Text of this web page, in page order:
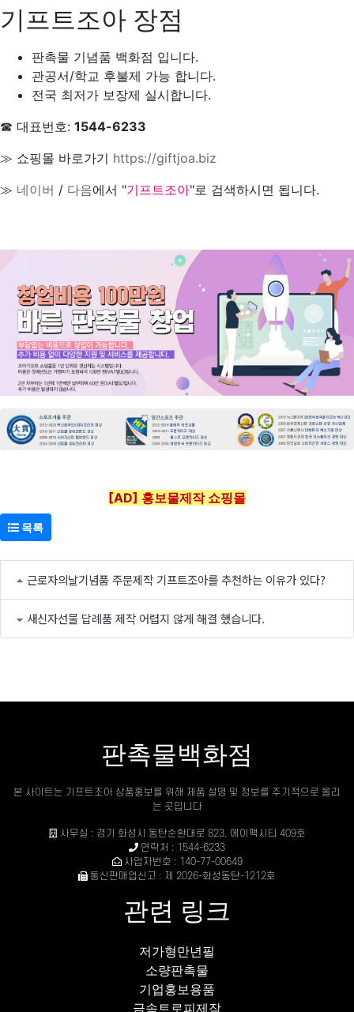
기프트조아 장점
판촉물 기념품 백화점 입니다.
관공서/학교 후불제 가능 합니다.
전국 최저가 보장제 실시합니다.
☎ 대표번호: 1544-6233
≫ 쇼핑몰 바로가기 https://giftjoa.biz
≫ 네이버 / 다음에서 "기프트조아"로 검색하시면 됩니다.
[AD] 홍보물제작 쇼핑몰
목록
근로자의날기념품 주문제작 기프트조아를 추천하는 이유가 있다?
새신자선물 답례품 제작 어렵지 않게 해결 했습니다.
판촉물백화점
본 사이트는 기프트조아 상품홍보를 위해 제품 설명 및 정보를 주기적으로 올리
는 곳입니다
사무실 : 경기 화성시 동탄순환대로 823, 에이팩시티 409호
연락처 : 1544-6233
사업자번호 : 140-77-00649
통신판매업신고 : 제 2026-화성동탄-1212호
관련 링크
저가형만년필
소량판촉물
기업홍보용품
금속트로피제작